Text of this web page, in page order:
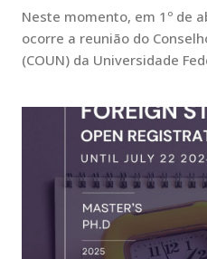
Neste momento, em 1º de
ocorre a reunião do
(COUN) da Universidade